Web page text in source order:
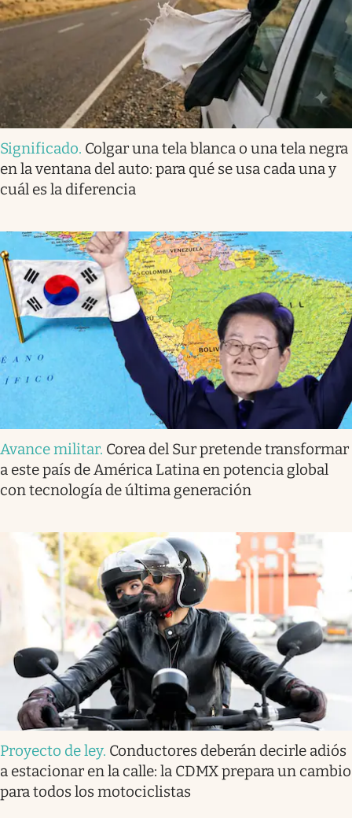
Significado. Colgar una tela blanca o una tela negra
en la ventana del auto: para qué se usa cada una y
cuál es la diferencia
Avance militar. Corea del Sur pretende transformar
a este país de América Latina en potencia global
con tecnología de última generación
Proyecto de ley. Conductores deberán decirle adiós
a estacionar en la calle: la CDMX prepara un cambio
para todos los motociclistas